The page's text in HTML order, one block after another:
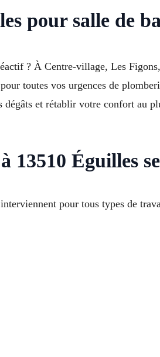
pour salle de
? À Centre-village, Les
toutes vos urgences de
dégâts et rétablir votre confort au
13510 Éguilles
pour tous types de